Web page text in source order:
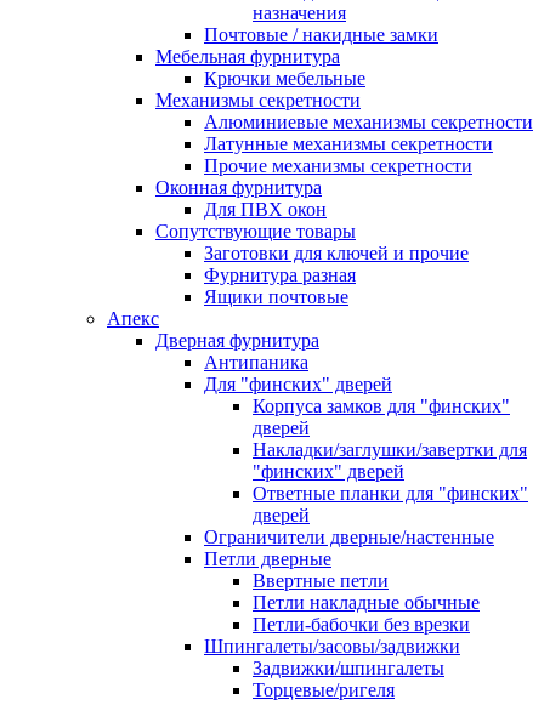
назначения
Почтовые / накидные замки
Мебельная фурнитура
Крючки мебельные
Механизмы секретности
Алюминиевые механизмы секретности
Латунные механизмы секретности
Прочие механизмы секретности
Оконная фурнитура
Для ПВХ окон
Сопутствующие товары
Заготовки для ключей и прочие
Фурнитура разная
Ящики почтовые
Апекс
Дверная фурнитура
Антипаника
Для "финских" дверей
Корпуса замков для "финских"
дверей
Накладки/заглушки/завертки для
"финских" дверей
Ответные планки для "финских"
дверей
Ограничители дверные/настенные
Петли дверные
Ввертные петли
Петли накладные обычные
Петли-бабочки без врезки
Шпингалеты/засовы/задвижки
Задвижки/шпингалеты
Торцевые/ригеля